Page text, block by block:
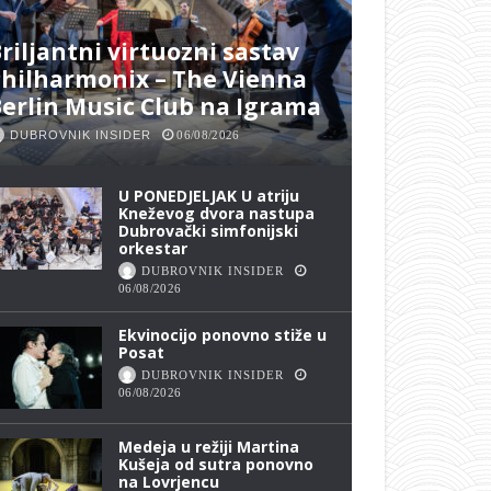
virtuozni sastav
– The Vienna
Music Club na Igrama
DUBROVNIK INSIDER 06/08/2026
U PONEDJELJAK U atriju
Kneževog dvora nastupa
Dubrovački simfonijski
orkestar
DUBROVNIK INSIDER
06/08/2026
Ekvinocijo ponovno stiže u
Posat
DUBROVNIK INSIDER
06/08/2026
Medeja u režiji Martina
Kušeja od sutra ponovno
na Lovrjencu